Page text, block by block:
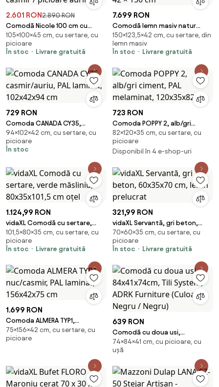
2.601 RON2.890 RON
Comodă Nicole 100 cm cu
sertare și front striat - casmir /
picioare aurii
105×100×45 cm, cu sertare, cu
picioare
În stoc
Livrare gratuită
7.699 RON
Comodă lemn masiv natur
Hugo Stejar, 123.5 × 42 × 150 cm
150×123,5×42 cm, cu sertare, din
lemn masiv
În stoc
Livrare gratuită
729 RON
Comoda CANADA CY35,
casmir/auriu, PAL laminat,
102x42x94 cm
94×102×42 cm, cu sertare, cu
picioare
În stoc
723 RON
Comoda POPPY 2, alb/gri
ciment, PAL melaminat,
120x35x82 cm
82×120×35 cm, cu sertare, cu
picioare
Disponibil în 4 e-shop-uri
1.124,99 RON
vidaXL Comodă cu sertare,
verde măsliniu, 80x35x101,5 cm
oțel
101,5×80×35 cm, cu sertare, cu
picioare
În stoc
Livrare gratuită
321,99 RON
vidaXL Servantă, gri beton,
60x35x70 cm, lemn prelucrat
70×60×35 cm, cu sertare, cu
picioare
În stoc
Livrare gratuită
1.699 RON
Comoda ALMERA TYP1,
nuc/casmir, PAL laminat,
156x42x75 cm
75×156×42 cm, cu sertare, cu
picioare
639 RON
Comodă cu doua usi,
84x41x74cm, Tili System, ADRK
Furniture (Culoare: Negru /
74×84×41 cm, cu picioare, cu
ușă